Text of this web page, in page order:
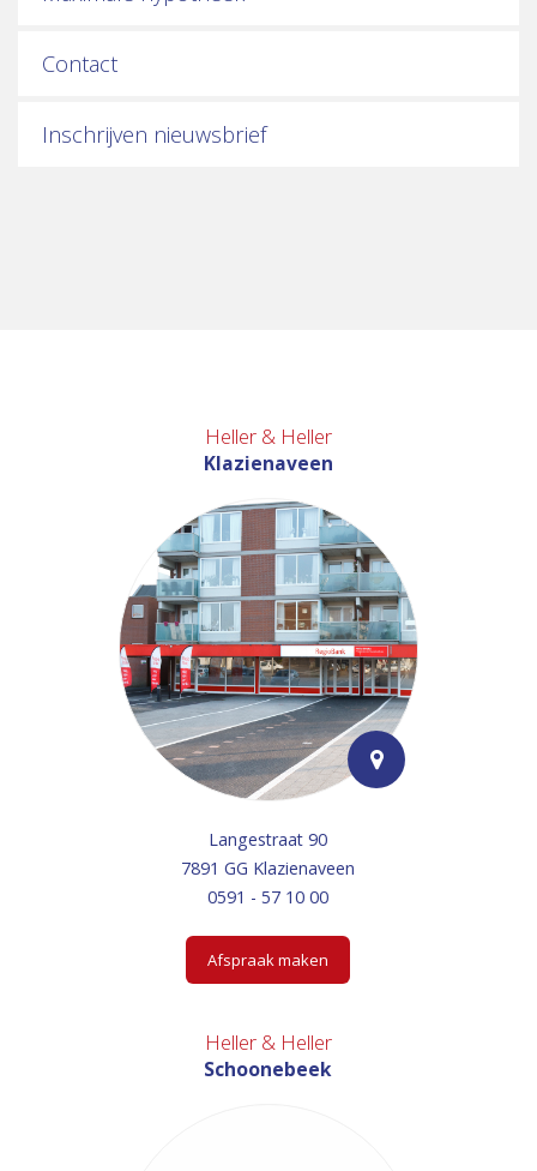
Contact
Inschrijven nieuwsbrief
Heller & Heller
Klazienaveen
Langestraat 90
7891 GG Klazienaveen
0591 - 57 10 00
Afspraak maken
Heller & Heller
Schoonebeek